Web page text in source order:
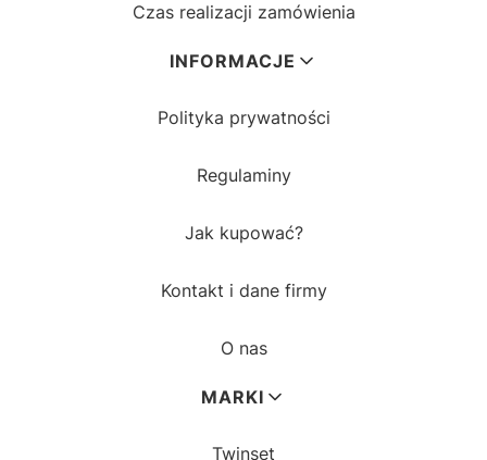
Czas realizacji zamówienia
INFORMACJE
Polityka prywatności
Regulaminy
Jak kupować?
Kontakt i dane firmy
O nas
MARKI
Twinset